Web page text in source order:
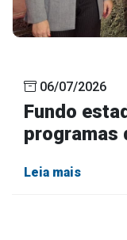
06/07/2026
Fundo
programas
Leia mais